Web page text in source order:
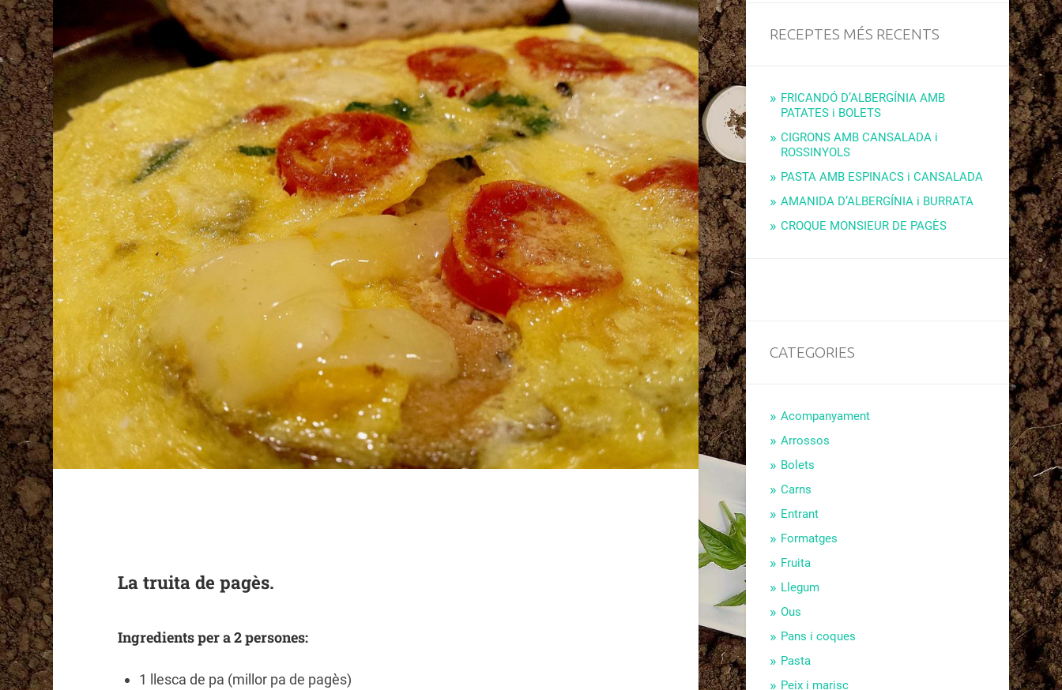
La truita de pagès.
Ingredients per a 2 persones:
1 llesca de pa (millor pa de pagès)
RECEPTES MÉS RECENTS
FRICANDÓ D’ALBERGÍNIA AMB
PATATES i BOLETS
CIGRONS AMB CANSALADA i
ROSSINYOLS
PASTA AMB ESPINACS i CANSALADA
AMANIDA D’ALBERGÍNIA i BURRATA
CROQUE MONSIEUR DE PAGÈS
CATEGORIES
Acompanyament
Arrossos
Bolets
Carns
Entrant
Formatges
Fruita
Llegum
Ous
Pans i coques
Pasta
Peix i marisc